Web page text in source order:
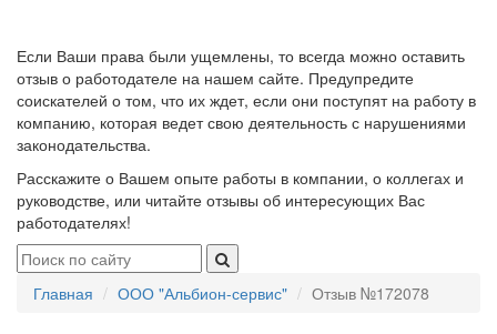
Если Ваши права были ущемлены, то всегда можно оставить
отзыв о работодателе на нашем сайте. Предупредите
соискателей о том, что их ждет, если они поступят на работу в
компанию, которая ведет свою деятельность с нарушениями
законодательства.
Расскажите о Вашем опыте работы в компании, о коллегах и
руководстве, или читайте отзывы об интересующих Вас
работодателях!
Главная ООО "Альбион-сервис" Отзыв №172078